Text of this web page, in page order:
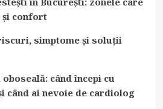
confort
simptome și soluții
când începi cu
când ai nevoie de cardiolog